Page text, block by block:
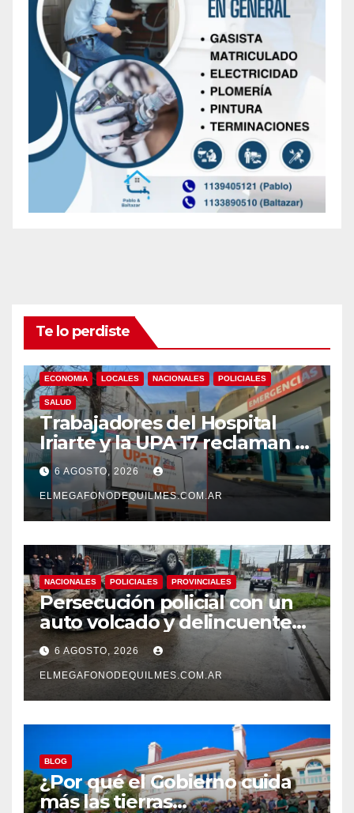
Te lo perdiste
ECONOMIA LOCALES NACIONALES POLICIALES
SALUD
Trabajadores del Hospital
Iriarte y la UPA 17 reclaman el
pase a planta de becarios y
mejoras laborales
6 AGOSTO, 2026
ELMEGAFONODEQUILMES.COM.AR
NACIONALES POLICIALES PROVINCIALES
Persecución policial con un
auto volcado y delincuentes
detenidos en San Francisco
Solano
6 AGOSTO, 2026
ELMEGAFONODEQUILMES.COM.AR
BLOG
¿Por qué el Gobierno cuida
más las tierras